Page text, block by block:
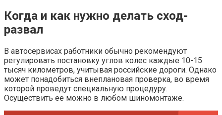
Когда и как нужно делать сход-
развал
В автосервисах работники обычно рекомендуют
регулировать постановку углов колес каждые 10-15
тысяч километров, учитывая российские дороги. Однако
может понадобиться внеплановая проверка, во время
которой проведут специальную процедуру.
Осуществить ее можно в любом шиномонтаже.